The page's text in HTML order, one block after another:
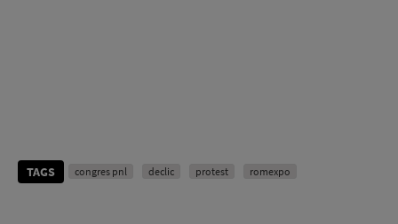
TAGS congres pnl declic protest romexpo